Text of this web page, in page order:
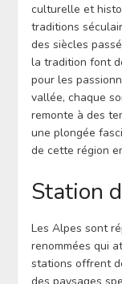
culturelle et
traditions
des siècles
la tradition font
pour les
vallée, chaque
remonte à des
une plongée
de cette région
Station
Les Alpes sont
renommées qui
stations offrent